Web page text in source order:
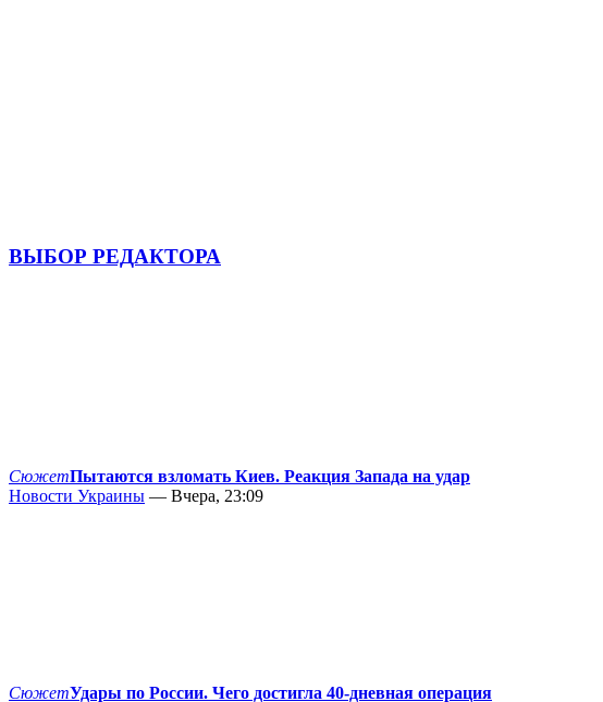
ВЫБОР РЕДАКТОРА
СюжетПытаются взломать Киев. Реакция Запада на удар
Новости Украины — Вчера, 23:09
СюжетУдары по России. Чего достигла 40-дневная операция